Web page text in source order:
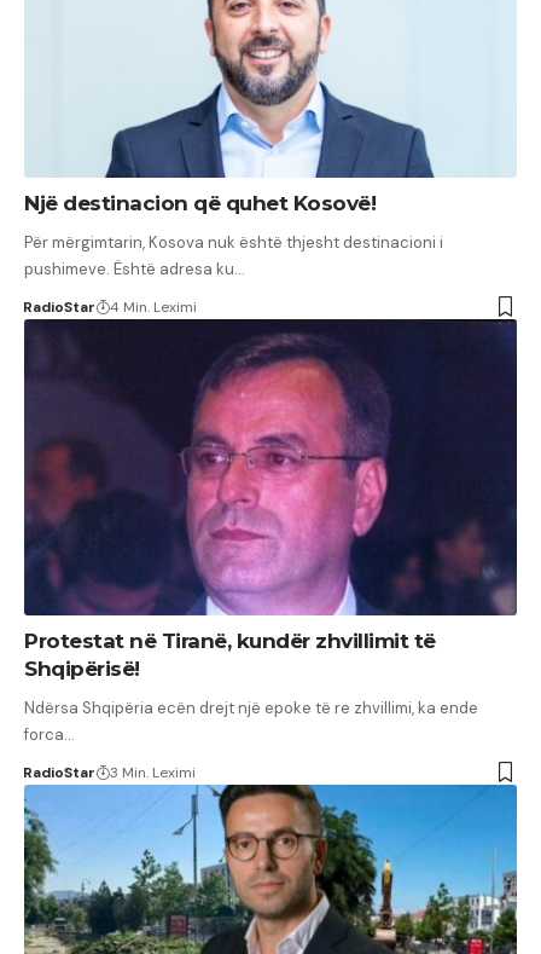
Një destinacion që quhet Kosovë!
Për mërgimtarin, Kosova nuk është thjesht destinacioni i
pushimeve. Është adresa ku…
RadioStar 4 Min. Leximi
Protestat në Tiranë, kundër zhvillimit të
Shqipërisë!
Ndërsa Shqipëria ecën drejt një epoke të re zhvillimi, ka ende
forca…
RadioStar 3 Min. Leximi